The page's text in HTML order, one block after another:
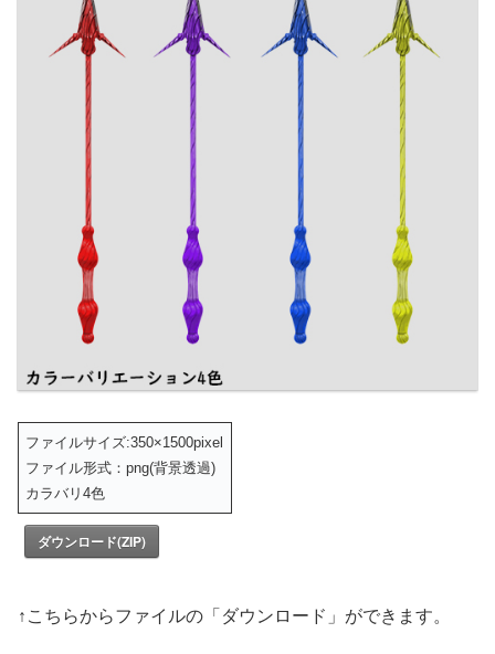
ファイルサイズ:350×1500pixel
ファイル形式：png(背景透過)
カラバリ4色
ダウンロード(ZIP)
↑こちらからファイルの「ダウンロード」ができます。